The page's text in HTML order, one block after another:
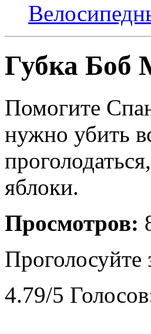
Губка Боб
Помогите
нужно убить
яблоки.
Просмотров:
Проголосуйте
4.79/5